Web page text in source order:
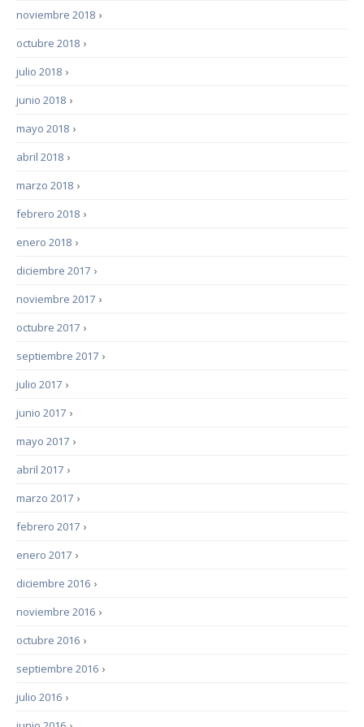
›
noviembre 2018
›
octubre 2018
›
julio 2018
›
junio 2018
›
mayo 2018
›
abril 2018
›
marzo 2018
›
febrero 2018
›
enero 2018
›
diciembre 2017
›
noviembre 2017
›
octubre 2017
›
septiembre 2017
›
julio 2017
›
junio 2017
›
mayo 2017
›
abril 2017
›
marzo 2017
›
febrero 2017
›
enero 2017
›
diciembre 2016
›
noviembre 2016
›
octubre 2016
›
septiembre 2016
›
julio 2016